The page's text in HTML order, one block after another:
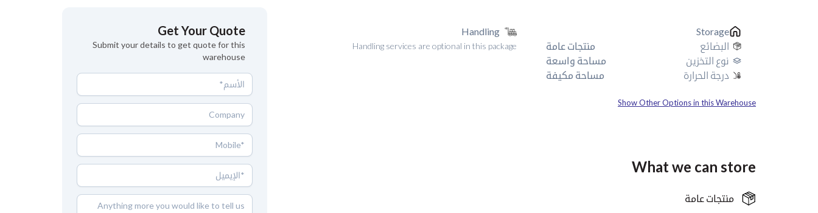
Storage
البضائع
منتجات عامة
نوع التخزين
مساحة واسعة
درجة الحرارة
مساحة مكيفة
Handling
Handling services are optional in this package
Show Other Options in this Warehouse
What we can store
منتجات عامة
Get Your Quote
Submit your details to get quote for this
warehouse